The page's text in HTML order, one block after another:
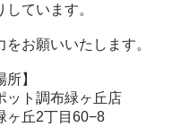
ています。
をお願いいたします。
所】
ット調布緑ヶ丘店
ヶ丘2丁目60−8